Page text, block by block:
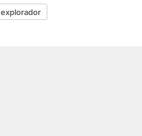
explorador